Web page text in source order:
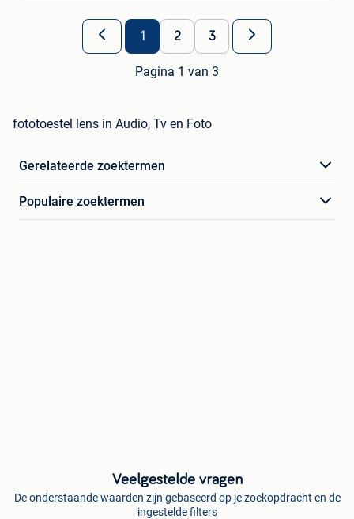
1 2 3
Pagina 1 van 3
fototoestel lens in Audio, Tv en Foto
Gerelateerde zoektermen
Populaire zoektermen
Veelgestelde vragen
De onderstaande waarden zijn gebaseerd op je zoekopdracht en de
ingestelde filters